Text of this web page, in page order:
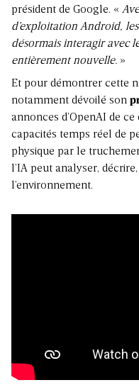
président de Google. «
d’exploitation Android,
désormais interagir avec
entièrement nouvelle. »
Et pour démontrer cette
notamment dévoilé son
annonces d’OpenAI de
capacités temps réel de
physique par le
l’IA peut analyser,
l’environnement.